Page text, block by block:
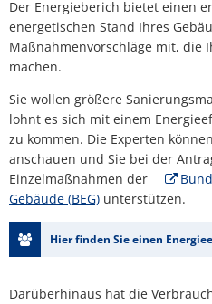
Der Energieberich bietet einen
energetischen Stand Ihres
Maßnahmenvorschläge mit, die
machen.
Sie wollen größere
lohnt es sich mit einem
zu kommen. Die Experten
anschauen und Sie bei der
Einzelmaßnahmen der
Gebäude (BEG) unterstützen.
Hier finden Sie einen
Darüberhinaus hat die